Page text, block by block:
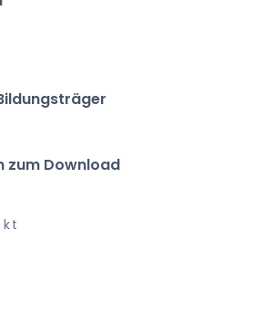
zum Download